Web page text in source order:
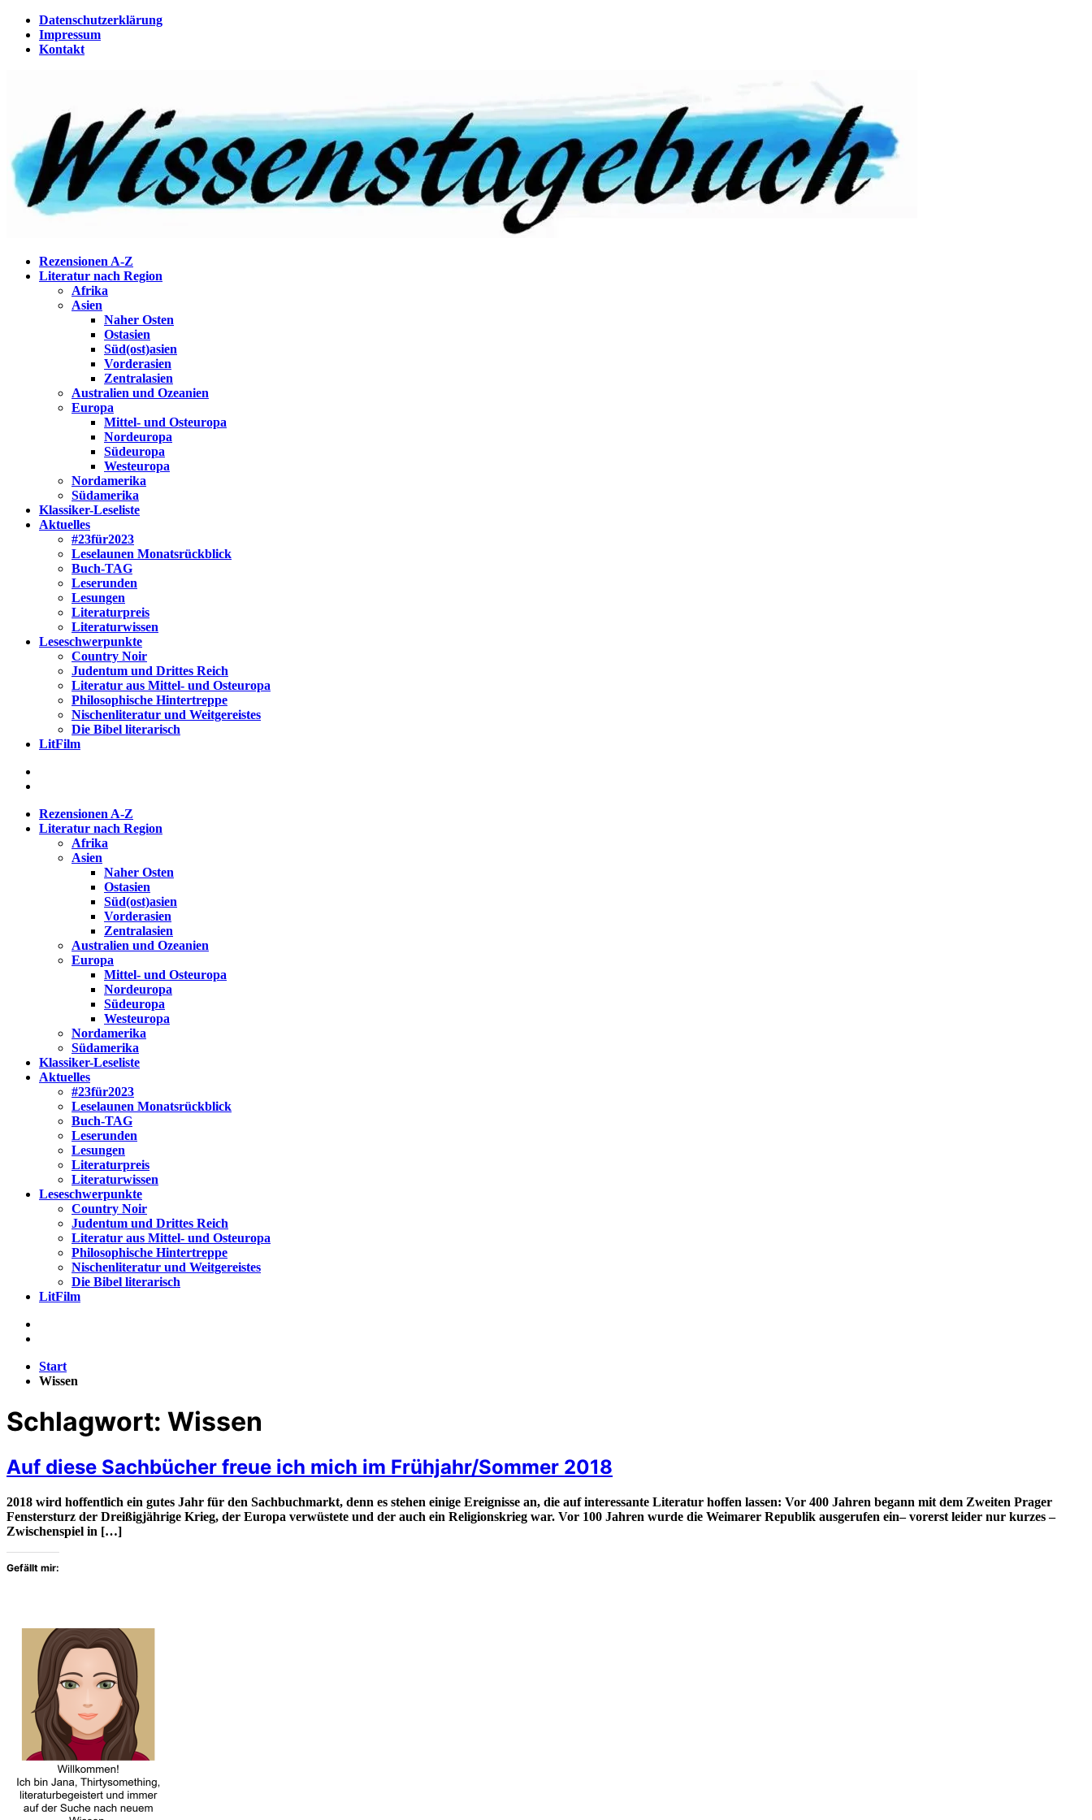
Zum
Inhalt
springen
Datenschutzerklärung
Impressum
Kontakt
Wissenstagebuch
Eine Gabel für die Suppe der Weisheit
Rezensionen A-Z
Literatur nach Region
Afrika
Asien
Naher Osten
Ostasien
Süd(ost)asien
Vorderasien
Zentralasien
Australien und Ozeanien
Europa
Mittel- und Osteuropa
Nordeuropa
Südeuropa
Westeuropa
Nordamerika
Südamerika
Klassiker-Leseliste
Aktuelles
#23für2023
Leselaunen Monatsrückblick
Buch-TAG
Leserunden
Lesungen
Literaturpreis
Literaturwissen
Leseschwerpunkte
Country Noir
Judentum und Drittes Reich
Literatur aus Mittel- und Osteuropa
Philosophische Hintertreppe
Nischenliteratur und Weitgereistes
Die Bibel literarisch
LitFilm
Rezensionen A-Z
Literatur nach Region
Afrika
Asien
Naher Osten
Ostasien
Süd(ost)asien
Vorderasien
Zentralasien
Australien und Ozeanien
Europa
Mittel- und Osteuropa
Nordeuropa
Südeuropa
Westeuropa
Nordamerika
Südamerika
Klassiker-Leseliste
Aktuelles
#23für2023
Leselaunen Monatsrückblick
Buch-TAG
Leserunden
Lesungen
Literaturpreis
Literaturwissen
Leseschwerpunkte
Country Noir
Judentum und Drittes Reich
Literatur aus Mittel- und Osteuropa
Philosophische Hintertreppe
Nischenliteratur und Weitgereistes
Die Bibel literarisch
LitFilm
Start
Wissen
Schlagwort: Wissen
Auf diese Sachbücher freue ich mich im Frühjahr/Sommer 2018
2018 wird hoffentlich ein gutes Jahr für den Sachbuchmarkt, denn es stehen einige Ereignisse an, die auf interessante Literatur hoffen lassen: Vor 400 Jahren begann mit dem Zweiten Prager
Fenstersturz der Dreißigjährige Krieg, der Europa verwüstete und der auch ein Religionskrieg war. Vor 100 Jahren wurde die Weimarer Republik ausgerufen ein– vorerst leider nur kurzes –
Zwischenspiel in […]
Gefällt mir: